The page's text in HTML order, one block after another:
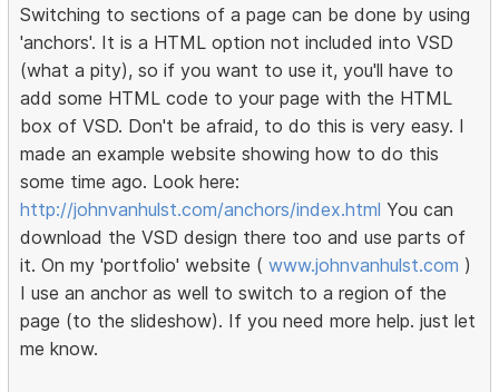
Switching to sections of a page can be done by using
'anchors'. It is a HTML option not included into VSD
(what a pity), so if you want to use it, you'll have to
add some HTML code to your page with the HTML
box of VSD. Don't be afraid, to do this is very easy. I
made an example website showing how to do this
some time ago. Look here:
http://johnvanhulst.com/anchors/index.html You can
download the VSD design there too and use parts of
it. On my 'portfolio' website (www.johnvanhulst.com )
I use an anchor as well to switch to a region of the
page (to the slideshow). If you need more help. just let
me know.